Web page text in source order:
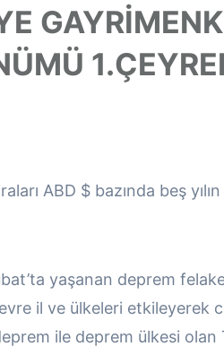
ABD $ bazında beş
yaşanan deprem
il ve ülkeleri etkileyerek
ile deprem ülkesi olan